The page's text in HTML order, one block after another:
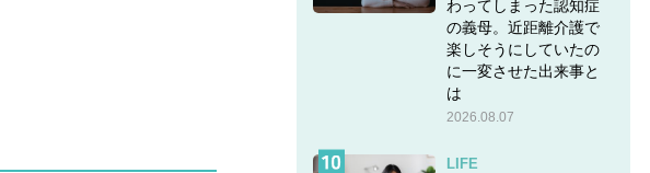
わってしまった認知症
の義母。近距離介護で
楽しそうにしていたの
に一変させた出来事と
は
2026.08.07
LIFE